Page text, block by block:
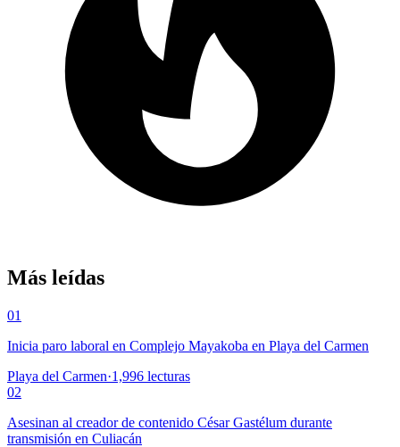
Más leídas
01
Inicia paro laboral en Complejo Mayakoba en Playa del Carmen
Playa del Carmen·1,996 lecturas
02
Asesinan al creador de contenido César Gastélum durante
transmisión en Culiacán